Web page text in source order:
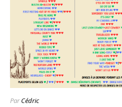
ParCédric